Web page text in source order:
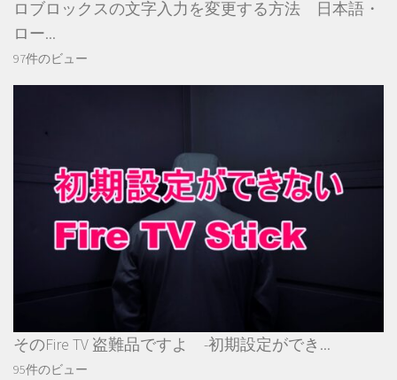
ロブロックスの文字入力を変更する方法 日本語・
ロー...
97件のビュー
そのFire TV 盗難品ですよ -初期設定ができ...
95件のビュー